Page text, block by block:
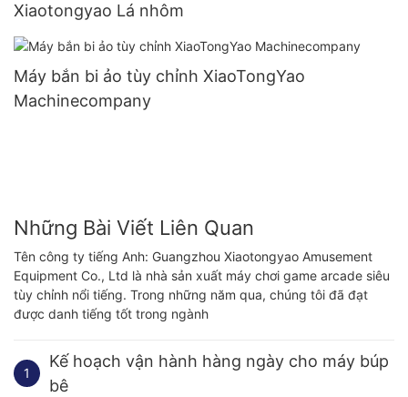
Xiaotongyao Lá nhôm
Máy bắn bi ảo tùy chỉnh XiaoTongYao
Machinecompany
Những Bài Viết Liên Quan
Tên công ty tiếng Anh: Guangzhou Xiaotongyao Amusement
Equipment Co., Ltd là nhà sản xuất máy chơi game arcade siêu
tùy chỉnh nổi tiếng. Trong những năm qua, chúng tôi đã đạt
được danh tiếng tốt trong ngành
1
Kế hoạch vận hành hàng ngày cho máy búp
bê